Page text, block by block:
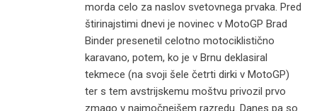
morda celo za naslov svetovnega prvaka. Pred
štirinajstimi dnevi je novinec v MotoGP Brad
Binder presenetil celotno motociklistično
karavano, potem, ko je v Brnu deklasiral
tekmece (na svoji šele četrti dirki v MotoGP)
ter s tem avstrijskemu moštvu privozil prvo
zmago v najmočnejšem razredu. Danes pa so